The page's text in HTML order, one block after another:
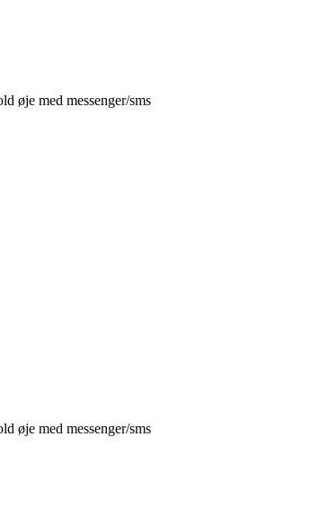
øje med messenger/sms
øje med messenger/sms